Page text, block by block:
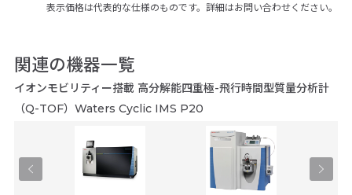
表示価格は代表的な仕様のものです。詳細はお問い合わせください。
関連の機器一覧
イオンモビリティー搭載 高分解能四重極-飛行時間型質量分析計
（Q-TOF）Waters Cyclic IMS P20